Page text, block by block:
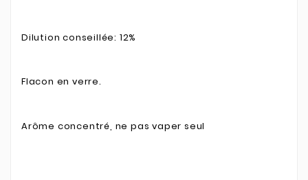
Dilution conseillée: 12%
Flacon en verre.
Arôme concentré, ne pas vaper seul